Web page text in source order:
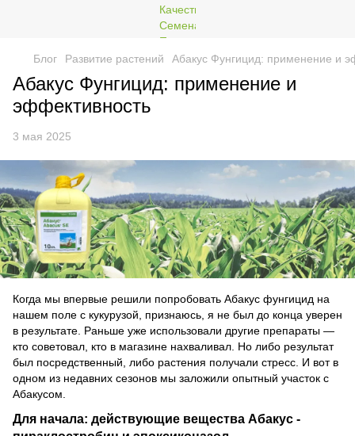
Блог Развитие растений Абакус Фунгицид: применение и
Абакус Фунгицид: применение и
эффективность
3 мая 2025
Когда мы впервые решили попробовать Абакус фунгицид на
нашем поле с кукурузой, признаюсь, я не был до конца уверен
в результате. Раньше уже использовали другие препараты —
кто советовал, кто в магазине нахваливал. Но либо результат
был посредственный, либо растения получали стресс. И вот в
одном из недавних сезонов мы заложили опытный участок с
Абакусом.
Для начала: действующие вещества Абакус -